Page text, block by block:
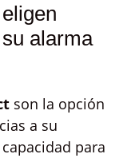
alarma
son la opción
a su
para